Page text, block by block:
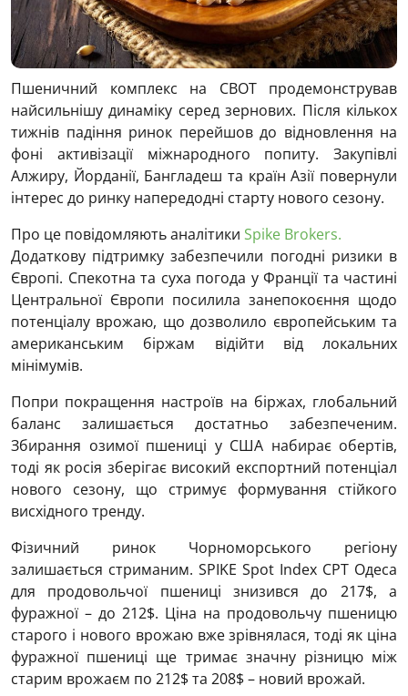
Пшеничний комплекс на CBOT продемонстрував
найсильнішу динаміку серед зернових. Після кількох
тижнів падіння ринок перейшов до відновлення на
фоні активізації міжнародного попиту. Закупівлі
Алжиру, Йорданії, Бангладеш та країн Азії повернули
інтерес до ринку напередодні старту нового сезону.
Про це повідомляють аналітики Spike Brokers.
Додаткову підтримку забезпечили погодні ризики в
Європі. Спекотна та суха погода у Франції та частині
Центральної Європи посилила занепокоєння щодо
потенціалу врожаю, що дозволило європейським та
американським біржам відійти від локальних
мінімумів.
Попри покращення настроїв на біржах, глобальний
баланс залишається достатньо забезпеченим.
Збирання озимої пшениці у США набирає обертів,
тоді як росія зберігає високий експортний потенціал
нового сезону, що стримує формування стійкого
висхідного тренду.
Фізичний ринок Чорноморського регіону
залишається стриманим. SPIKE Spot Index CPT Одеса
для продовольчої пшениці знизився до 217$, а
фуражної – до 212$. Ціна на продовольчу пшеницю
старого і нового врожаю вже зрівнялася, тоді як ціна
фуражної пшениці ще тримає значну різницю між
старим врожаєм по 212$ та 208$ – новий врожай.